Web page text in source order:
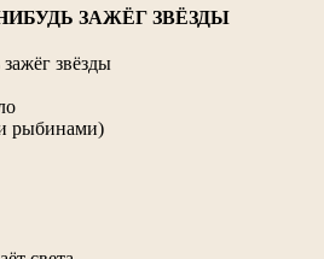
ЗАЖЁГ ЗВЁЗДЫ
звёзды
рыбинами)